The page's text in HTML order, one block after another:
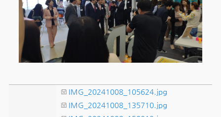
IMG_20241008_105624.jpg
IMG_20241008_135710.jpg